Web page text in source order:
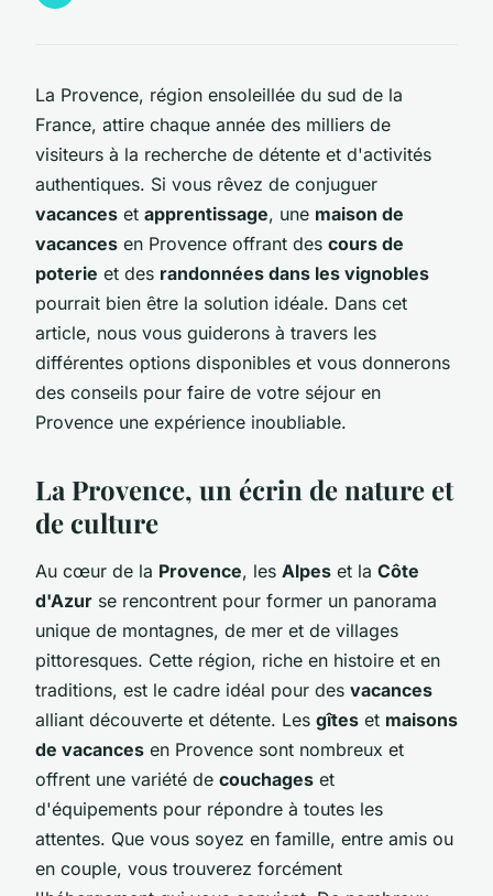
La Provence, région ensoleillée du sud de la
France, attire chaque année des milliers de
visiteurs à la recherche de détente et d'activités
authentiques. Si vous rêvez de conjuguer
vacances et apprentissage, une maison de
vacances en Provence offrant des cours de
poterie et des randonnées dans les vignobles
pourrait bien être la solution idéale. Dans cet
article, nous vous guiderons à travers les
différentes options disponibles et vous donnerons
des conseils pour faire de votre séjour en
Provence une expérience inoubliable.
La Provence, un écrin de nature et
de culture
Au cœur de la Provence, les Alpes et la Côte
d'Azur se rencontrent pour former un panorama
unique de montagnes, de mer et de villages
pittoresques. Cette région, riche en histoire et en
traditions, est le cadre idéal pour des vacances
alliant découverte et détente. Les gîtes et maisons
de vacances en Provence sont nombreux et
offrent une variété de couchages et
d'équipements pour répondre à toutes les
attentes. Que vous soyez en famille, entre amis ou
en couple, vous trouverez forcément